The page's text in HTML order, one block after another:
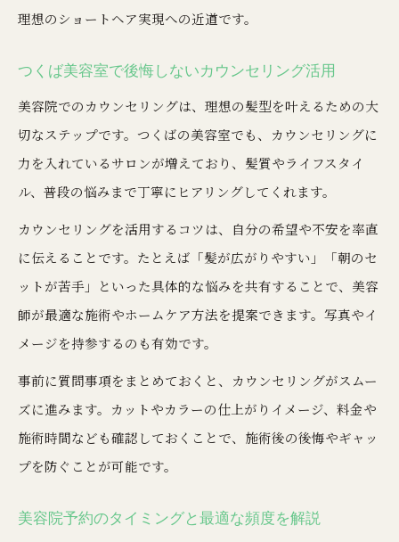
理想のショートヘア実現への近道です。
つくば美容室で後悔しないカウンセリング活用
美容院でのカウンセリングは、理想の髪型を叶えるための大
切なステップです。つくばの美容室でも、カウンセリングに
力を入れているサロンが増えており、髪質やライフスタイ
ル、普段の悩みまで丁寧にヒアリングしてくれます。
カウンセリングを活用するコツは、自分の希望や不安を率直
に伝えることです。たとえば「髪が広がりやすい」「朝のセ
ットが苦手」といった具体的な悩みを共有することで、美容
師が最適な施術やホームケア方法を提案できます。写真やイ
メージを持参するのも有効です。
事前に質問事項をまとめておくと、カウンセリングがスムー
ズに進みます。カットやカラーの仕上がりイメージ、料金や
施術時間なども確認しておくことで、施術後の後悔やギャッ
プを防ぐことが可能です。
美容院予約のタイミングと最適な頻度を解説